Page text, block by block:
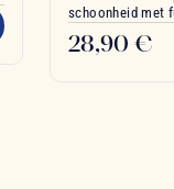
schoonheid met
28,90 €